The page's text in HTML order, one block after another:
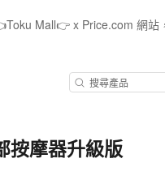
Mall👉 x Price.com 網站
按摩器升級版